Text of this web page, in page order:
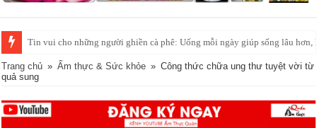
‘Phố cá lóc nướng’ Sài Gòn đông nghịt người ngày vía Thần tài
Trang chủ » Ẩm thực & Sức khỏe » Công thức chữa ung thư tuyệt vời từ
quả sung